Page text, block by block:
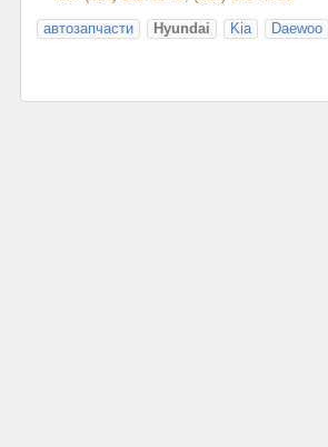
автозапчасти
Hyundai Kia Daewoo